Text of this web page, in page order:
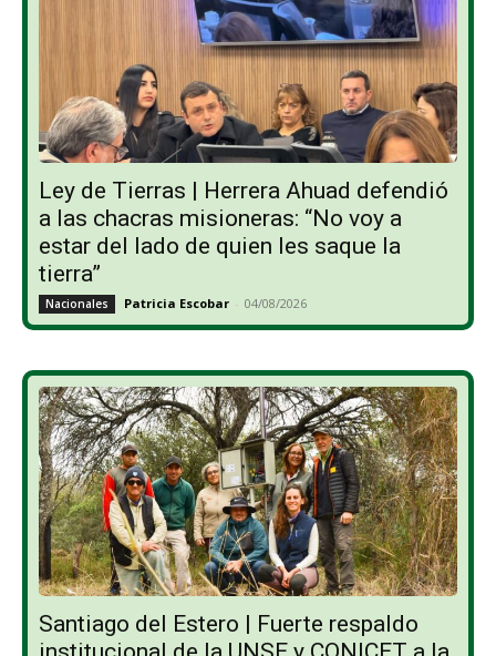
Ley de Tierras | Herrera Ahuad defendió
a las chacras misioneras: “No voy a
estar del lado de quien les saque la
tierra”
Nacionales Patricia Escobar - 04/08/2026
Santiago del Estero | Fuerte respaldo